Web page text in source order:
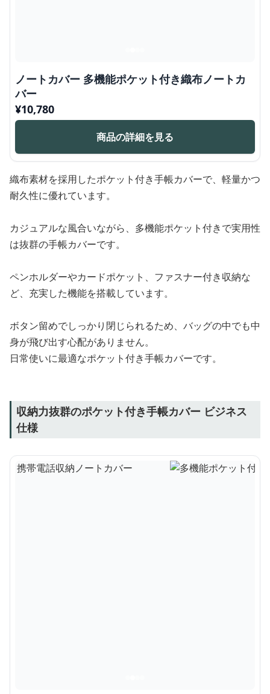
ノートカバー 多機能ポケット付き織布ノートカ
バー
¥10,780
商品の詳細を見る
織布素材を採用したポケット付き手帳カバーで、軽量かつ
耐久性に優れています。
カジュアルな風合いながら、多機能ポケット付きで実用性
は抜群の手帳カバーです。
ペンホルダーやカードポケット、ファスナー付き収納な
ど、充実した機能を搭載しています。
ボタン留めでしっかり閉じられるため、バッグの中でも中
身が飛び出す心配がありません。
日常使いに最適なポケット付き手帳カバーです。
収納力抜群のポケット付き手帳カバー ビジネス
仕様